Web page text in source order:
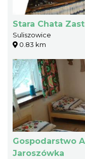
Stara Chata
Suliszowice
0.83 km
Gospodarstwo
Jaroszówka